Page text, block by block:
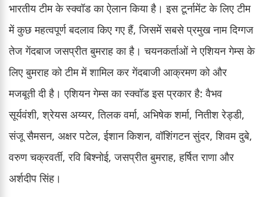
भारतीय टीम के स्क्वॉड का ऐलान किया है। इस टूर्नामेंट के लिए टीम
में कुछ महत्वपूर्ण बदलाव किए गए हैं, जिसमें सबसे प्रमुख नाम दिग्गज
तेज गेंदबाज जसप्रीत बुमराह का है। चयनकर्ताओं ने एशियन गेम्स के
लिए बुमराह को टीम में शामिल कर गेंदबाजी आक्रमण को और
मजबूती दी है। एशियन गेम्स का स्क्वॉड इस प्रकार है: वैभव
सूर्यवंशी, श्रेयस अय्यर, तिलक वर्मा, अभिषेक शर्मा, नितीश रेड्डी,
संजू सैमसन, अक्षर पटेल, ईशान किशन, वॉशिंगटन सुंदर, शिवम दुबे,
वरुण चक्रवर्ती, रवि बिश्नोई, जसप्रीत बुमराह, हर्षित राणा और
अर्शदीप सिंह।